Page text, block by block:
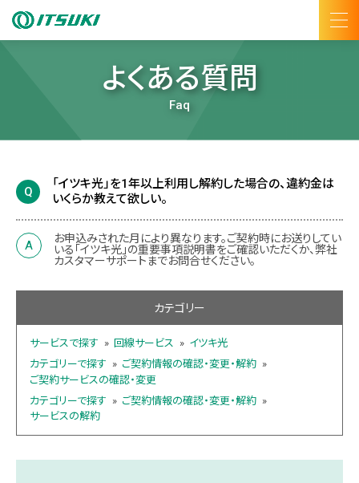
よくある質問
Faq
「イツキ光」を1年以上利用し解約した場合の、違約金は
いくらか教えて欲しい。
お申込みされた月により異なります。ご契約時にお送りしてい
いる「イツキ光」の重要事項説明書をご確認いただくか、弊社
カスタマーサポートまでお問合せください。
カテゴリー
サービスで探す » 回線サービス » イツキ光
カテゴリーで探す » ご契約情報の確認・変更・解約 »
ご契約サービスの確認・変更
カテゴリーで探す » ご契約情報の確認・変更・解約 »
サービスの解約